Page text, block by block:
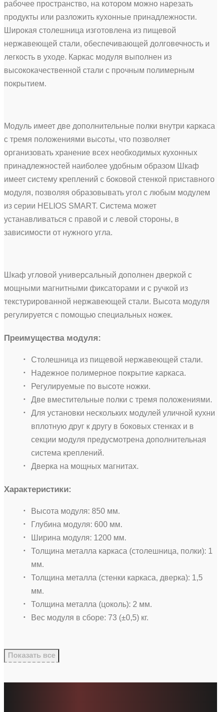
рабочее пространство, на котором можно нарезать
продукты или разложить кухонные принадлежности.
Широкая столешница изготовлена из пищевой
нержавеющей стали, обеспечивающей долговечность и
легкость в уходе. Каркас модуля выполнен из
высококачественной стали с прочным полимерным
покрытием.
Модуль имеет две дополнительные полки внутри каркаса
с тремя положениями высоты, что позволяет
организовать хранение всех необходимых кухонных
принадлежностей наиболее удобным образом Шкаф
имеет систему креплений с боковой стенкой приставного
модуля, позволяя образовывать угол с любым модулем
из серии HELIOS SMART. Система может
устанавливаться с правой и с левой стороны, в
зависимости от нужного угла.
Шкаф угловой универсальный дополнен дверкой с
мощными магнитными фиксаторами и с ручкой из
текстурированной нержавеющей стали. Высота модуля
регулируется с помощью специальных ножек.
Преимущества модуля:
Столешница из пищевой нержавеющей стали.
Надежное полимерное покрытие каркаса.
Регулируемые по высоте ножки.
Две вместительные полки с тремя положениями.
Для установки нескольких модулей уличной кухни
вплотную друг к другу в боковых стенках и в
секции модуля предусмотрена дополнительная
система креплений.
Дверка на мощных магнитах.
Характеристики:
Высота модуля: 850 мм.
Глубина модуля: 600 мм.
Ширина модуля: 1200 мм.
Толщина металла каркаса (столешница, полки): 1
мм.
Толщина металла (стенки каркаса, дверка): 1,5
мм.
Толщина металла (цоколь): 2 мм.
Вес модуля в сборе: 73 (±0,5) кг.
Показать все